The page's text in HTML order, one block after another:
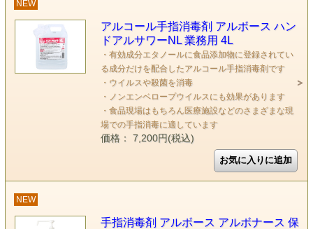
NEW
アルコール手指消毒剤 アルボース ハン
ドアルサワーNL 業務用 4L
・有効成分エタノールに食品添加物に登録されてい
る成分だけを配合したアルコール手指消毒剤です
・ウイルスや殺菌を消毒
・ノンエンベロープウイルスにも効果があります
・食品現場はもちろん医療施設などのさまざまな現
場での手指消毒に適しています
価格： 7,200円(税込)
NEW
手指消毒剤 アルボース アルボナース 保